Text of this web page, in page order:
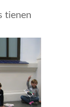
tienen